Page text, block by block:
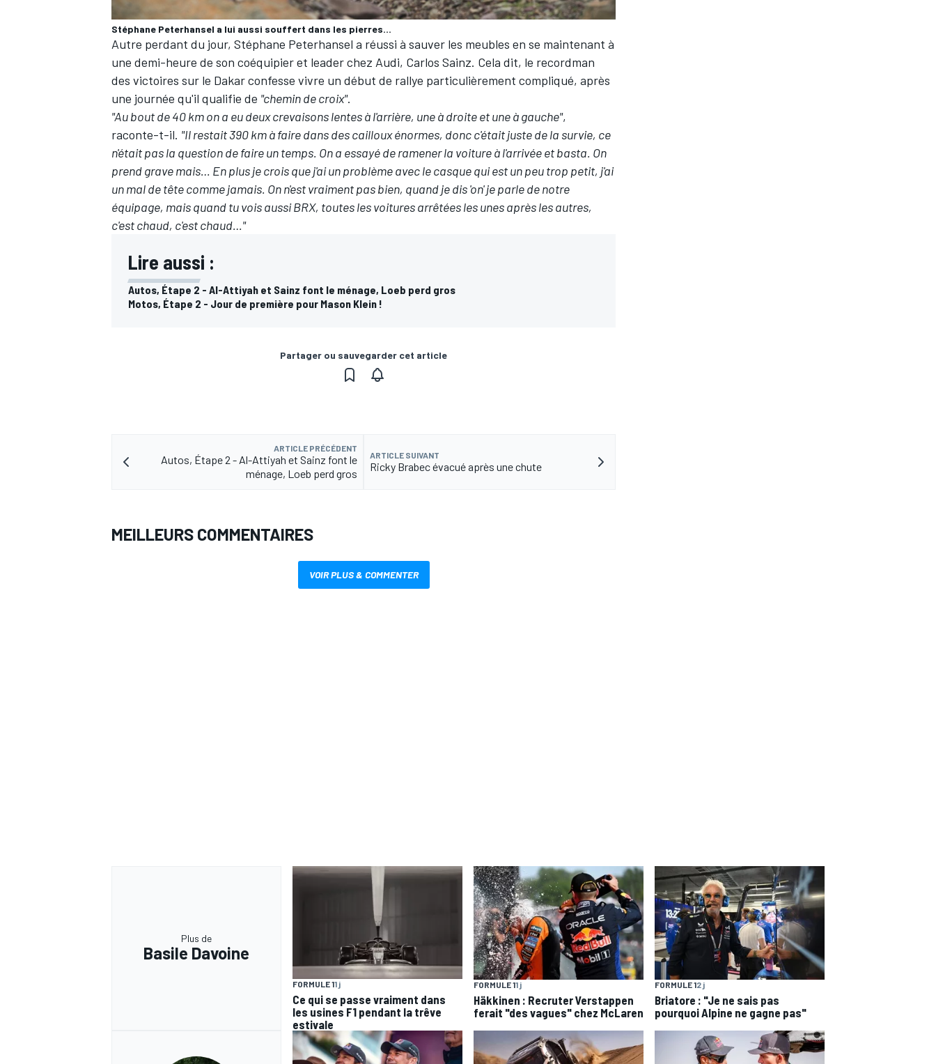
AUTRES CHAMPIONNATS
Stéphane Peterhansel a lui aussi souffert dans les pierres...
Autre perdant du jour, Stéphane Peterhansel a réussi à sauver les meubles en se maintenant à
une demi-heure de son coéquipier et leader chez Audi, Carlos Sainz. Cela dit, le recordman
des victoires sur le Dakar confesse vivre un début de rallye particulièrement compliqué, après
une journée qu'il qualifie de "chemin de croix".
"Au bout de 40 km on a eu deux crevaisons lentes à l'arrière, une à droite et une à gauche",
raconte-t-il. "Il restait 390 km à faire dans des cailloux énormes, donc c'était juste de la survie, ce
n'était pas la question de faire un temps. On a essayé de ramener la voiture à l'arrivée et basta. On
prend grave mais… En plus je crois que j'ai un problème avec le casque qui est un peu trop petit, j'ai
un mal de tête comme jamais. On n'est vraiment pas bien, quand je dis 'on' je parle de notre
équipage, mais quand tu vois aussi BRX, toutes les voitures arrêtées les unes après les autres,
c'est chaud, c'est chaud…"
Lire aussi :
Autos, Étape 2 - Al-Attiyah et Sainz font le ménage, Loeb perd gros
Motos, Étape 2 - Jour de première pour Mason Klein !
Partager ou sauvegarder cet article
ARTICLE PRÉCÉDENT
Autos, Étape 2 - Al-Attiyah et Sainz font le
ménage, Loeb perd gros
ARTICLE SUIVANT
Ricky Brabec évacué après une chute
MEILLEURS COMMENTAIRES
VOIR PLUS & COMMENTER
Plus de
Basile Davoine
FORMULE 11 j
Ce qui se passe vraiment dans
les usines F1 pendant la trêve
estivale
FORMULE 11 j
Häkkinen : Recruter Verstappen
ferait "des vagues" chez McLaren
FORMULE 12 j
Briatore : "Je ne sais pas
pourquoi Alpine ne gagne pas"